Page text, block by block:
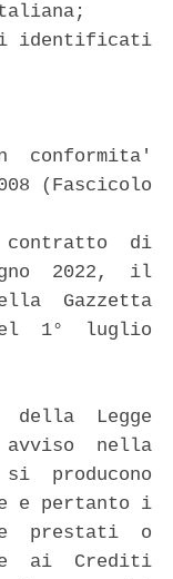
identificati
conformita'
(Fascicolo
contratto  di
2022,  il
Gazzetta
1°  luglio
della  Legge
avviso  nella
producono
e pertanto i
prestati  o
ai  Crediti